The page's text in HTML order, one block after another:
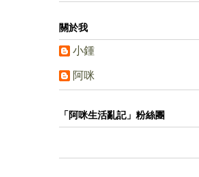
關於我
小鍾
阿咪
「阿咪生活亂記」粉絲團